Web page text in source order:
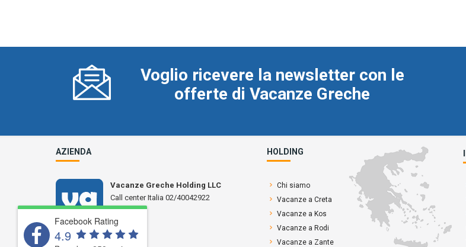
Voglio ricevere la newsletter con le
offerte di Vacanze Greche
AZIENDA HOLDING
Vacanze Greche Holding LLC
Call center Italia 02/40042922
N° L 17359
Chi siamo
Vacanze a Creta
Vacanze a Kos
Vacanze a Rodi
Vacanze a Zante
Facebook Rating
4.9